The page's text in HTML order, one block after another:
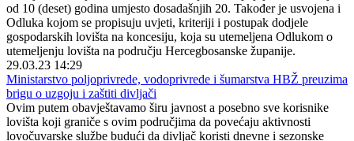
od 10 (deset) godina umjesto dosadašnjih 20. Također je usvojena i
Odluka kojom se propisuju uvjeti, kriteriji i postupak dodjele
gospodarskih lovišta na koncesiju, koja su utemeljena Odlukom o
utemeljenju lovišta na području Hercegbosanske županije.
29.03.23 14:29
Ministarstvo poljoprivrede, vodoprivrede i šumarstva HBŽ preuzima
brigu o uzgoju i zaštiti divljači
Ovim putem obavještavamo širu javnost a posebno sve korisnike
lovišta koji graniče s ovim područjima da povećaju aktivnosti
lovočuvarske službe budući da divljač koristi dnevne i sezonske